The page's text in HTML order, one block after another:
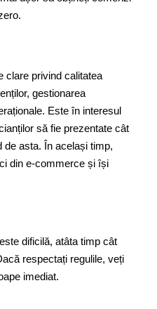
clare privind calitatea
gestionarea
Este în interesul
să fie prezentate cât
asta. În același timp,
din e-commerce și își
dificilă, atâta timp cât
respectați regulile, veți
imediat.